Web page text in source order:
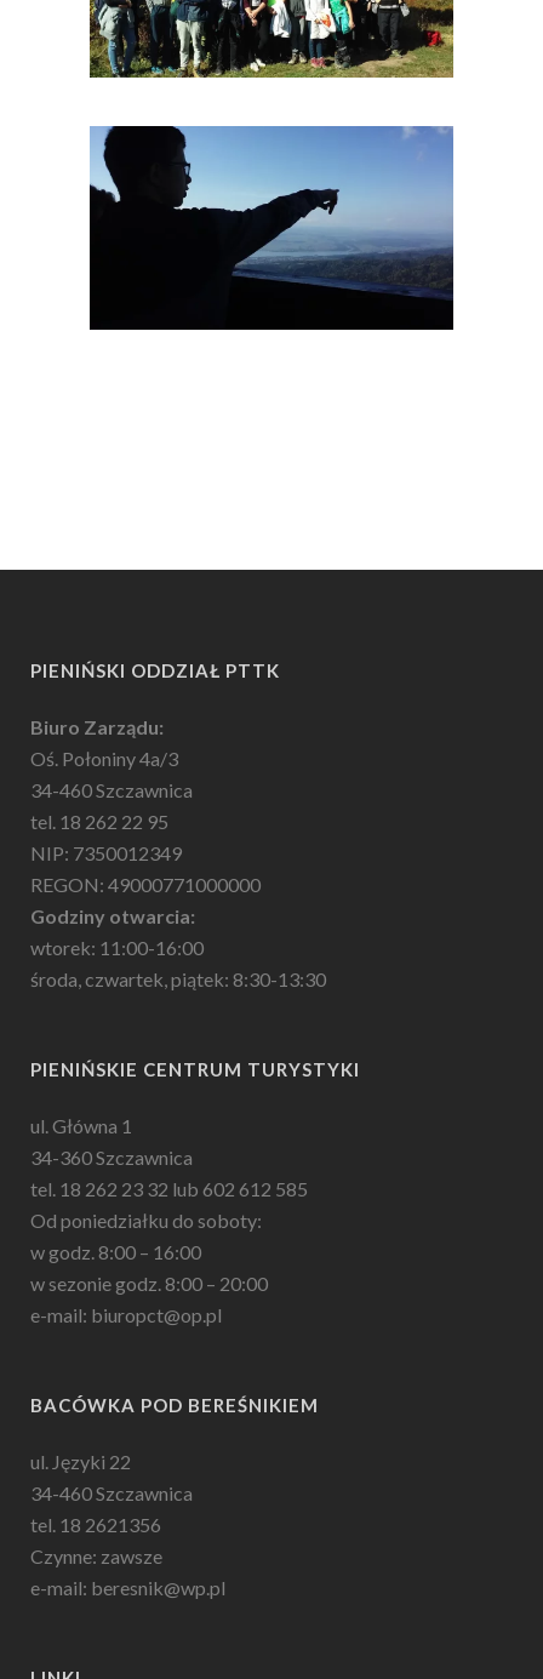
PIENIŃSKI ODDZIAŁ PTTK
Biuro Zarządu:
Oś. Połoniny 4a/3
34-460 Szczawnica
tel. 18 262 22 95
NIP: 7350012349
REGON: 49000771000000
Godziny otwarcia:
wtorek: 11:00-16:00
środa, czwartek, piątek: 8:30-13:30
PIENIŃSKIE CENTRUM TURYSTYKI
ul. Główna 1
34-360 Szczawnica
tel. 18 262 23 32 lub 602 612 585
Od poniedziałku do soboty:
w godz. 8:00 – 16:00
w sezonie godz. 8:00 – 20:00
e-mail: biuropct@op.pl
BACÓWKA POD BEREŚNIKIEM
ul. Języki 22
34-460 Szczawnica
tel. 18 2621356
Czynne: zawsze
e-mail: beresnik@wp.pl